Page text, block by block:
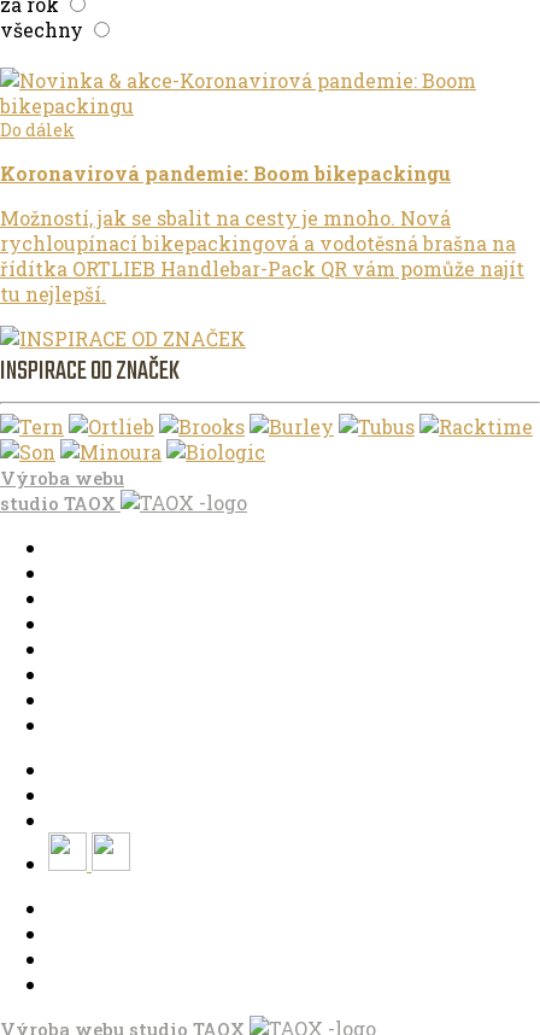
všechny
Do dálek
Koronavirová pandemie: Boom bikepackingu
Možností, jak se sbalit na cesty je mnoho. Nová
rychloupínací bikepackingová a vodotěsná brašna na
řídítka ORTLIEB Handlebar-Pack QR vám pomůže najít
tu nejlepší.
INSPIRACE OD ZNAČEK
Výroba webu
studio TAOX
Výroba webu studio TAOX